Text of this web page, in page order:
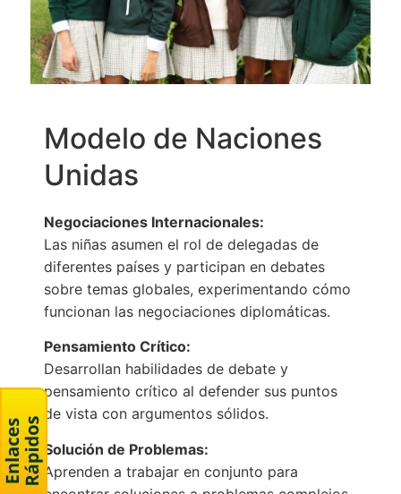
Modelo de Naciones
Unidas
Negociaciones Internacionales:
Las niñas asumen el rol de delegadas de
diferentes países y participan en debates
sobre temas globales, experimentando cómo
funcionan las negociaciones diplomáticas.
Pensamiento Crítico:
Desarrollan habilidades de debate y
pensamiento crítico al defender sus puntos
de vista con argumentos sólidos.
Solución de Problemas:
Aprenden a trabajar en conjunto para